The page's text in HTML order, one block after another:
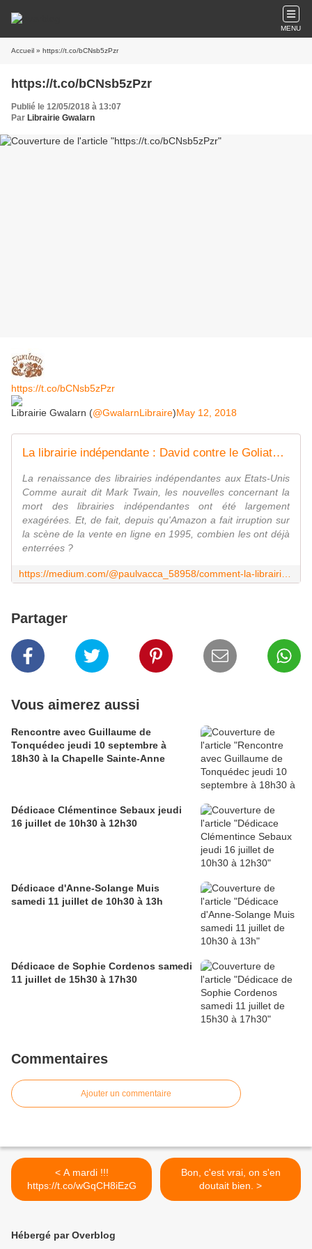
MENU
Accueil » https://t.co/bCNsb5zPzr
https://t.co/bCNsb5zPzr
Publié le 12/05/2018 à 13:07
Par Librairie Gwalarn
https://t.co/bCNsb5zPzr
Librairie Gwalarn (@GwalarnLibraire)May 12, 2018
La librairie indépendante : David contre le Goliath Amazon
La renaissance des librairies indépendantes aux Etats-Unis
Comme aurait dit Mark Twain, les nouvelles concernant la
mort des librairies indépendantes ont été largement
exagérées. Et, de fait, depuis qu'Amazon a fait irruption sur
la scène de la vente en ligne en 1995, combien les ont déjà
enterrées ?
Partager
Vous aimerez aussi
Rencontre avec Guillaume de
Tonquédec jeudi 10 septembre à
18h30 à la Chapelle Sainte-Anne
Dédicace Clémentince Sebaux jeudi
16 juillet de 10h30 à 12h30
Dédicace d'Anne-Solange Muis
samedi 11 juillet de 10h30 à 13h
Dédicace de Sophie Cordenos samedi
11 juillet de 15h30 à 17h30
Commentaires
Ajouter un commentaire
< A mardi !!!
https://t.co/wGqCH8iEzG
Bon, c'est vrai, on s'en
doutait bien. >
Hébergé par Overblog